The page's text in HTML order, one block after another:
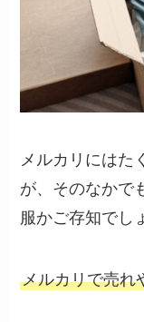
メルカリにはた
が、そのなかで
服かご存知でし
メルカリで売れ